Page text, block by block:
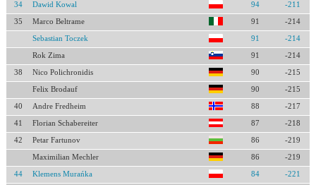
34 Dawid Kowal 94 -211
35 Marco Beltrame 91 -214
Sebastian Toczek 91 -214
Rok Zima 91 -214
38 Nico Polichronidis 90 -215
Felix Brodauf 90 -215
40 Andre Fredheim 88 -217
41 Florian Schabereiter 87 -218
42 Petar Fartunov 86 -219
Maximilian Mechler 86 -219
44 Klemens Murańka 84 -221